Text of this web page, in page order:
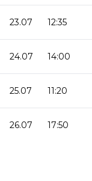
23.07 12:35
24.07 14:00
25.07 11:20
26.07 17:50